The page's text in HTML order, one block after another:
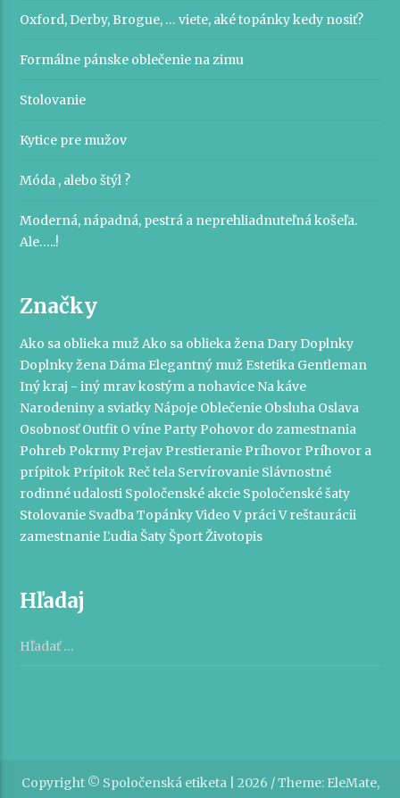
Oxford, Derby, Brogue, … viete, aké topánky kedy nosiť?
Formálne pánske oblečenie na zimu
Stolovanie
Kytice pre mužov
Móda , alebo štýl ?
Moderná, nápadná, pestrá a neprehliadnuteľná košeľa.
Ale…..!
Značky
Ako sa oblieka muž Ako sa oblieka ženaDaryDoplnky
Doplnky ženaDáma Elegantný muž Estetika Gentleman
Iný kraj - iný mravkostým a nohavice Na káve
Narodeniny a sviatky Nápoje Oblečenie Obsluha Oslava
OsobnosťOutfit O víne Party Pohovor do zamestnania
Pohreb Pokrmy Prejav Prestieranie Príhovor Príhovor a
prípitok Prípitok Reč tela Servírovanie Slávnostné
rodinné udalosti Spoločenské akcie Spoločenské šaty
Stolovanie SvadbaTopánkyVideo V práciV reštaurácii
zamestnanieĽudia Šaty ŠportŽivotopis
Hľadaj
Copyright © Spoločenská etiketa | 2026 / Theme: EleMate,